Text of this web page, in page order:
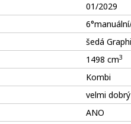
01/2029
šedá
1498 cm3
Kombi
velmi dobrý
ANO